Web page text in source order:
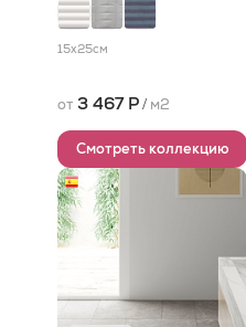
15x25см
от 3 467 Р/ м2
Смотреть коллекцию